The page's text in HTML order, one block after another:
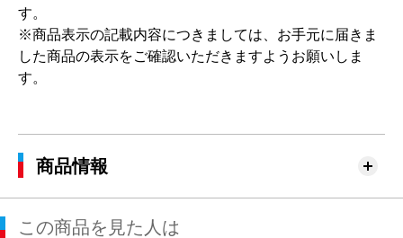
す。
※商品表示の記載内容につきましては、お手元に届きま
した商品の表示をご確認いただきますようお願いしま
す。
商品情報
この商品を見た人は